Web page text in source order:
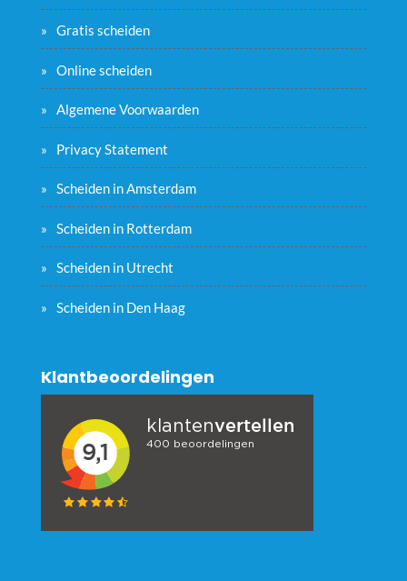
Gratis scheiden
Online scheiden
Algemene Voorwaarden
Privacy Statement
Scheiden in Amsterdam
Scheiden in Rotterdam
Scheiden in Utrecht
Scheiden in Den Haag
Klantbeoordelingen